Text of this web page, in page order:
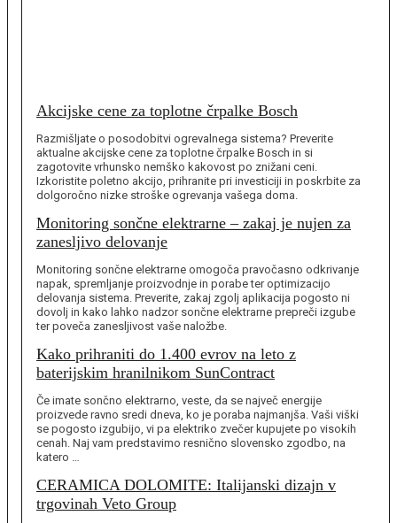
Akcijske cene za toplotne črpalke Bosch
Razmišljate o posodobitvi ogrevalnega sistema? Preverite
aktualne akcijske cene za toplotne črpalke Bosch in si
zagotovite vrhunsko nemško kakovost po znižani ceni.
Izkoristite poletno akcijo, prihranite pri investiciji in poskrbite za
dolgoročno nizke stroške ogrevanja vašega doma.
Monitoring sončne elektrarne – zakaj je nujen za
zanesljivo delovanje
Monitoring sončne elektrarne omogoča pravočasno odkrivanje
napak, spremljanje proizvodnje in porabe ter optimizacijo
delovanja sistema. Preverite, zakaj zgolj aplikacija pogosto ni
dovolj in kako lahko nadzor sončne elektrarne prepreči izgube
ter poveča zanesljivost vaše naložbe.
Kako prihraniti do 1.400 evrov na leto z
baterijskim hranilnikom SunContract
Če imate sončno elektrarno, veste, da se največ energije
proizvede ravno sredi dneva, ko je poraba najmanjša. Vaši viški
se pogosto izgubijo, vi pa elektriko zvečer kupujete po visokih
cenah. Naj vam predstavimo resnično slovensko zgodbo, na
katero …
CERAMICA DOLOMITE: Italijanski dizajn v
trgovinah Veto Group